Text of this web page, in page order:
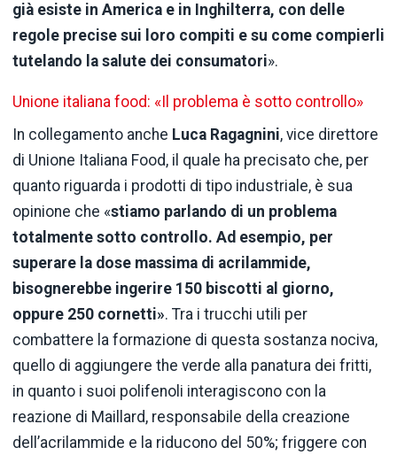
già esiste in America e in Inghilterra, con delle
regole precise sui loro compiti e su come compierli
tutelando la salute dei consumatori».
Unione italiana food: «Il problema è sotto controllo»
In collegamento anche Luca Ragagnini, vice direttore
di Unione Italiana Food, il quale ha precisato che, per
quanto riguarda i prodotti di tipo industriale, è sua
opinione che «stiamo parlando di un problema
totalmente sotto controllo. Ad esempio, per
superare la dose massima di acrilammide,
bisognerebbe ingerire 150 biscotti al giorno,
oppure 250 cornetti». Tra i trucchi utili per
combattere la formazione di questa sostanza nociva,
quello di aggiungere the verde alla panatura dei fritti,
in quanto i suoi polifenoli interagiscono con la
reazione di Maillard, responsabile della creazione
dell’acrilammide e la riducono del 50%; friggere con